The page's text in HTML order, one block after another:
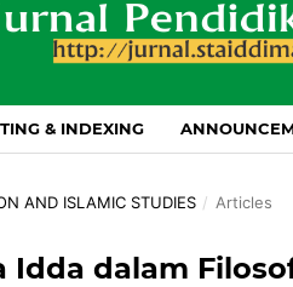
& INDEXING
AND ISLAMIC STUDIES / Articles
Idda dalam